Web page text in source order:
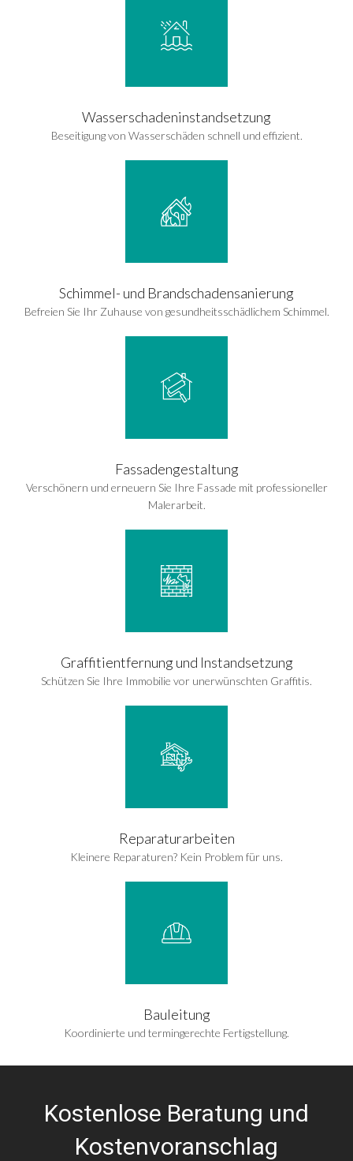
Wasserschadeninstandsetzung
Beseitigung von Wasserschäden schnell und effizient.
Schimmel- und Brandschadensanierung
Befreien Sie Ihr Zuhause von gesundheitsschädlichem Schimmel.
Fassadengestaltung
Verschönern und erneuern Sie Ihre Fassade mit professioneller
Malerarbeit.
Graffitientfernung und Instandsetzung
Schützen Sie Ihre Immobilie vor unerwünschten Graffitis.
Reparaturarbeiten
Kleinere Reparaturen? Kein Problem für uns.
Bauleitung
Koordinierte und termingerechte Fertigstellung.
Kostenlose Beratung und
Kostenvoranschlag